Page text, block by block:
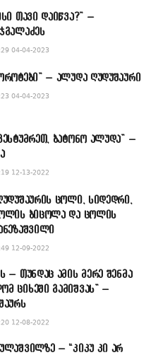
თავი დაიწვა?” –
04-04-2023
– ალუდა ღუდუშაური
04-04-2023
ბატონო ალუდა” –
12-13-2022
ცოლი, სიდედრი,
ბიცოლა და ცოლის
12-09-2022
– თუნდაც ამის მერე შენმა
ციხეში გამიშვას” –
12-08-2022
– “კიკუ კი არ